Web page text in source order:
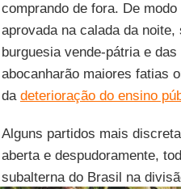
comprando de fora. De
aprovada na calada da
burguesia vende-pátria e
abocanharão maiores fatias
da deterioração do ensino
Alguns partidos mais
aberta e despudoramente,
subalterna do Brasil na